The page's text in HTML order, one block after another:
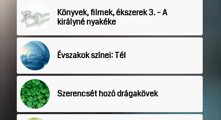
Könyvek, filmek, ékszerek 3. – A
királyné nyakéke
Évszakok színei: Tél
Szerencsét hozó drágakövek